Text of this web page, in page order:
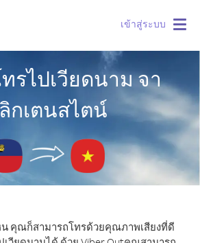
เข้าสู่ระบบ
รไปเวียดนาม จา
กเตนสไตน์
คุณก็สามารถโทรด้วยคุณภาพเสียงที่ดี